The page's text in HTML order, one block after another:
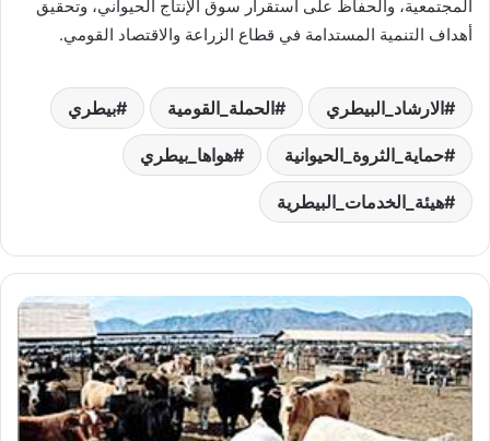
المجتمعية، والحفاظ على استقرار سوق الإنتاج الحيواني، وتحقيق
أهداف التنمية المستدامة في قطاع الزراعة والاقتصاد القومي.
الارشاد_البيطري الحملة_القومية بيطري
حماية_الثروة_الحيوانية هواها_بيطري
هيئة_الخدمات_البيطرية
مدير
عام
الوقاية:
لا
حالات
للوادي